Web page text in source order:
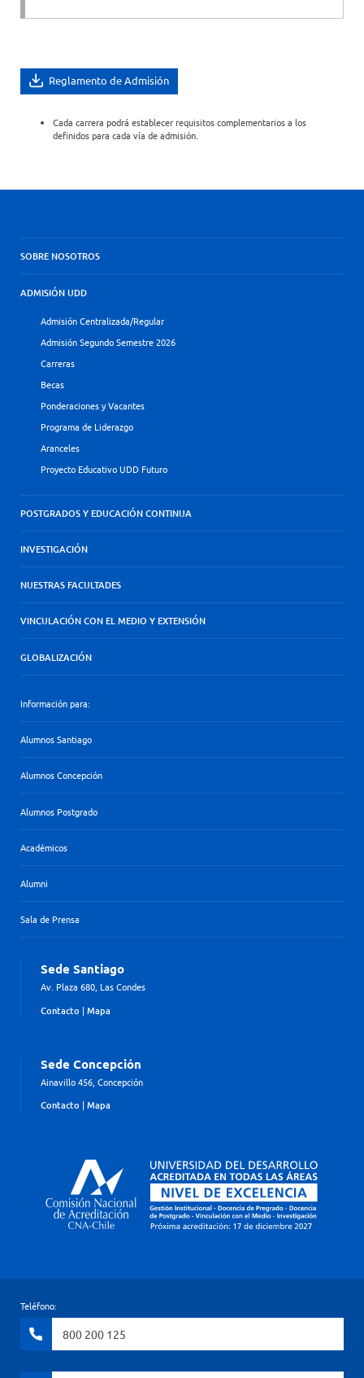
Reglamento de Admisión
Cada carrera podrá establecer requisitos complementarios a los
definidos para cada vía de admisión.
SOBRE NOSOTROS
ADMISIÓN UDD
Admisión Centralizada/Regular
Admisión Segundo Semestre 2026
Carreras
Becas
Ponderaciones y Vacantes
Programa de Liderazgo
Aranceles
Proyecto Educativo UDD Futuro
POSTGRADOS Y EDUCACIÓN CONTINUA
INVESTIGACIÓN
NUESTRAS FACULTADES
VINCULACIÓN CON EL MEDIO Y EXTENSIÓN
GLOBALIZACIÓN
Información para:
Alumnos Santiago
Alumnos Concepción
Alumnos Postgrado
Académicos
Alumni
Sala de Prensa
Sede Santiago
Av. Plaza 680, Las Condes
Contacto | Mapa
Sede Concepción
Ainavillo 456, Concepción
Contacto | Mapa
Teléfono:
800 200 125